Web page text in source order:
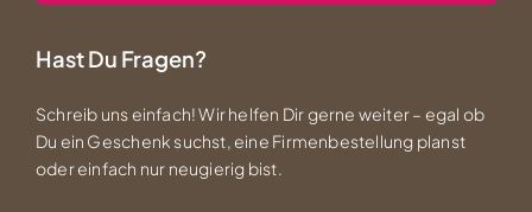
Hast Du Fragen?
Schreib uns einfach! Wir helfen Dir gerne weiter – egal ob
Du ein Geschenk suchst, eine Firmenbestellung planst
oder einfach nur neugierig bist.